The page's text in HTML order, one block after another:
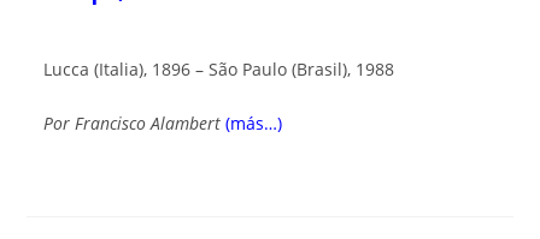
Lucca (Italia), 1896 – São Paulo (Brasil), 1988
Por Francisco Alambert (más…)